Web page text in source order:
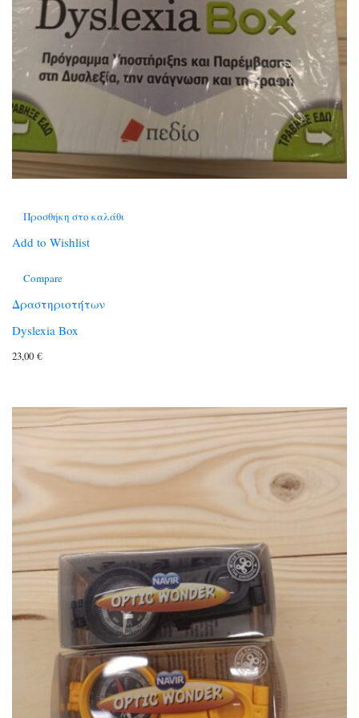
Προσθήκη στο καλάθι
Add to Wishlist
Compare
Δραστηριοτήτων
Dyslexia Box
23,00 €